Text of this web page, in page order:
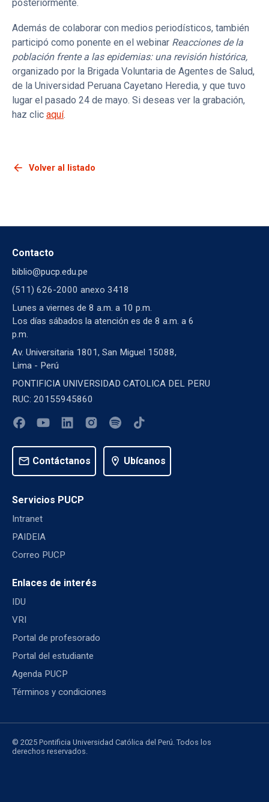
posteriormente.
Además de colaborar con medios periodísticos, también
participó como ponente en el webinar Reacciones de la
población frente a las epidemias: una revisión histórica,
organizado por la Brigada Voluntaria de Agentes de Salud,
de la Universidad Peruana Cayetano Heredia, y que tuvo
lugar el pasado 24 de mayo. Si deseas ver la grabación,
haz clic aquí.
arrow_back Volver al listado
Contacto
biblio@pucp.edu.pe
(511) 626-2000 anexo 3418
Lunes a viernes de 8 a.m. a 10 p.m.
Los días sábados la atención es de 8 a.m. a 6
p.m.
Av. Universitaria 1801, San Miguel 15088,
Lima - Perú
PONTIFICIA UNIVERSIDAD CATOLICA DEL PERU
RUC: 20155945860
mail Contáctanos location_on Ubícanos
Servicios PUCP
Intranet
PAIDEIA
Correo PUCP
Enlaces de interés
IDU
VRI
Portal de profesorado
Portal del estudiante
Agenda PUCP
Términos y condiciones
© 2025 Pontificia Universidad Católica del Perú. Todos los
derechos reservados.